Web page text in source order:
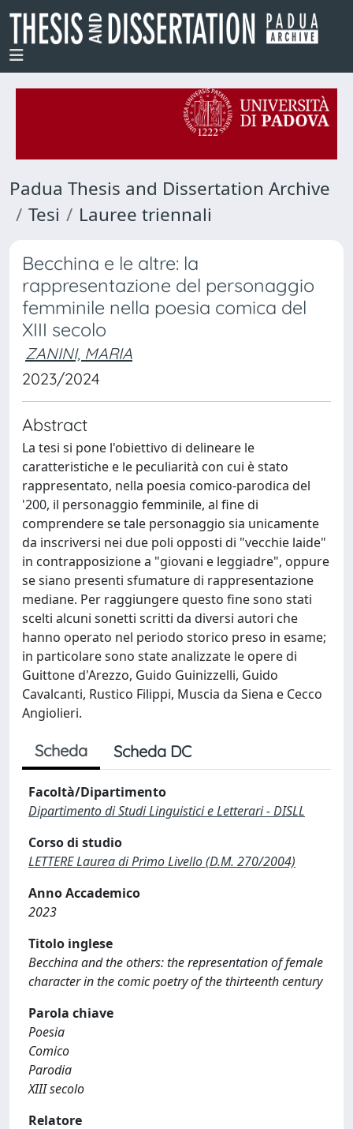
Padua Thesis and Dissertation Archive
Tesi
Lauree triennali
Becchina e le altre: la
rappresentazione del personaggio
femminile nella poesia comica del
XIII secolo
ZANINI, MARIA
2023/2024
Abstract
La tesi si pone l'obiettivo di delineare le
caratteristiche e le peculiarità con cui è stato
rappresentato, nella poesia comico-parodica del
'200, il personaggio femminile, al fine di
comprendere se tale personaggio sia unicamente
da inscriversi nei due poli opposti di "vecchie laide"
in contrapposizione a "giovani e leggiadre", oppure
se siano presenti sfumature di rappresentazione
mediane. Per raggiungere questo fine sono stati
scelti alcuni sonetti scritti da diversi autori che
hanno operato nel periodo storico preso in esame;
in particolare sono state analizzate le opere di
Guittone d'Arezzo, Guido Guinizzelli, Guido
Cavalcanti, Rustico Filippi, Muscia da Siena e Cecco
Angiolieri.
Scheda Scheda DC
Facoltà/Dipartimento
Dipartimento di Studi Linguistici e Letterari - DISLL
Corso di studio
LETTERE Laurea di Primo Livello (D.M. 270/2004)
Anno Accademico
2023
Titolo inglese
Becchina and the others: the representation of female
character in the comic poetry of the thirteenth century
Parola chiave
Poesia
Comico
Parodia
XIII secolo
Relatore